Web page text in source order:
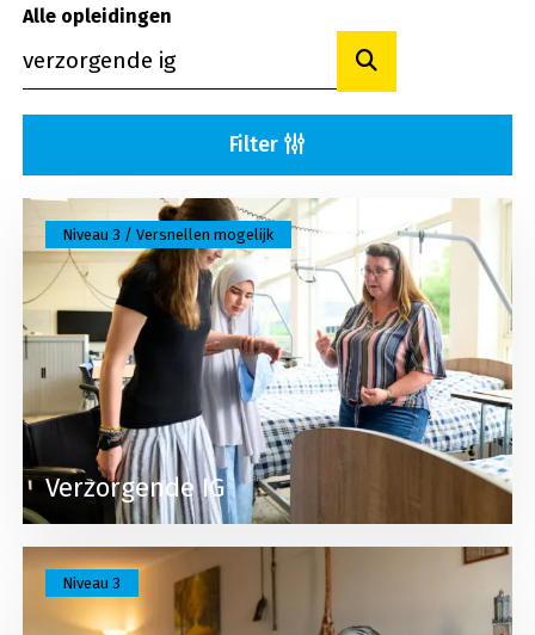
Alle opleidingen
Toon resultaten
Filter
Verzorgende IG
Niveau 3 / Versnellen mogelijk
Lees meer over Verzorgende IG
Niveau 3
Lees meer over Verzorgende IG BBL